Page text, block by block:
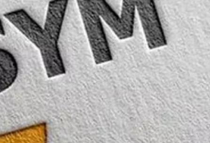
Genel
Düzce’de Gençlere
Sağlıklı Yaşam Eğitimi